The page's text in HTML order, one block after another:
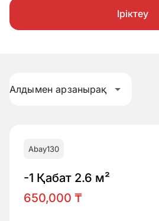
Іріктеу
Алдымен арзанырақ
Abay130
-1 Қабат 2.6 м²
650,000 ₸